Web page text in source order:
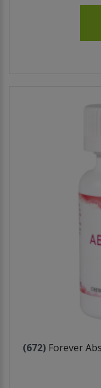
(672) Forever